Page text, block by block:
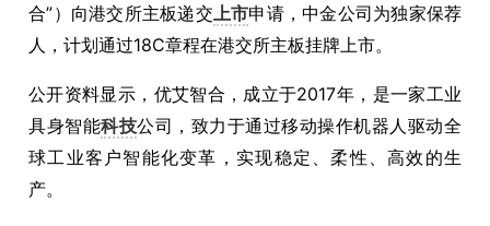
合”）向港交所主板递交上市申请，中金公司为独家保荐
人，计划通过18C章程在港交所主板挂牌上市。
公开资料显示，优艾智合，成立于2017年，是一家工业
具身智能科技公司，致力于通过移动操作机器人驱动全
球工业客户智能化变革，实现稳定、柔性、高效的生
产。